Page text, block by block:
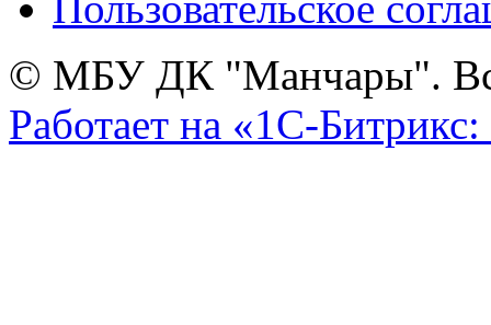
© МБУ ДК "Манчары". Все
Работает на «1С-